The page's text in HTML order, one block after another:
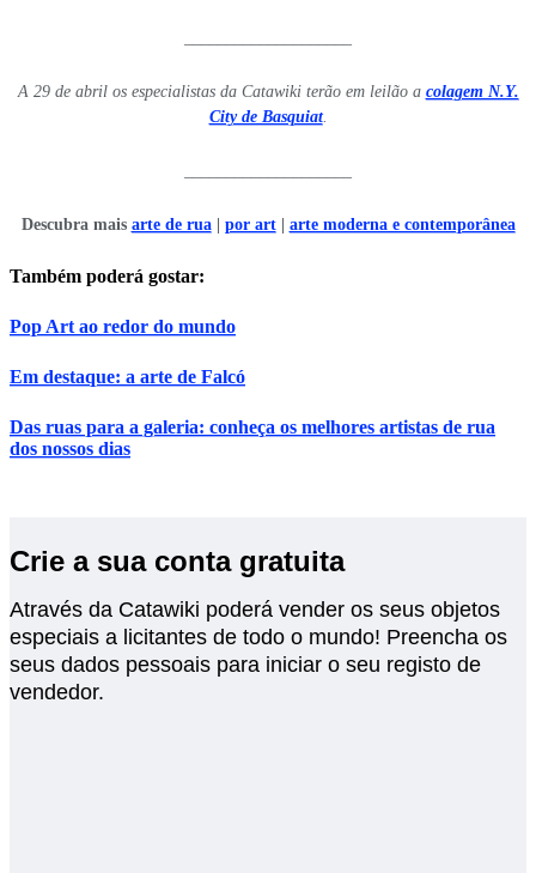
A 29 de abril os especialistas da Catawiki terão em leilão a colagem N.Y.
City de Basquiat.
Descubra mais arte de rua| por art| arte moderna e contemporânea
Também poderá gostar:
Pop Art ao redor do mundo
Em destaque: a arte de Falcó
Das ruas para a galeria: conheça os melhores artistas de rua
dos nossos dias
Crie a sua conta gratuita
Através da Catawiki poderá vender os seus objetos
especiais a licitantes de todo o mundo! Preencha os
seus dados pessoais para iniciar o seu registo de
vendedor.